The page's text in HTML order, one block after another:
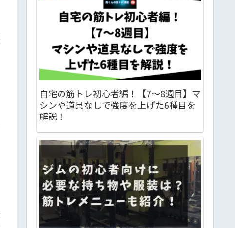
自宅の筋トレ初心者編！【7～8週目】マ
シンや道具なしで強度を上げた6種目を
解説！